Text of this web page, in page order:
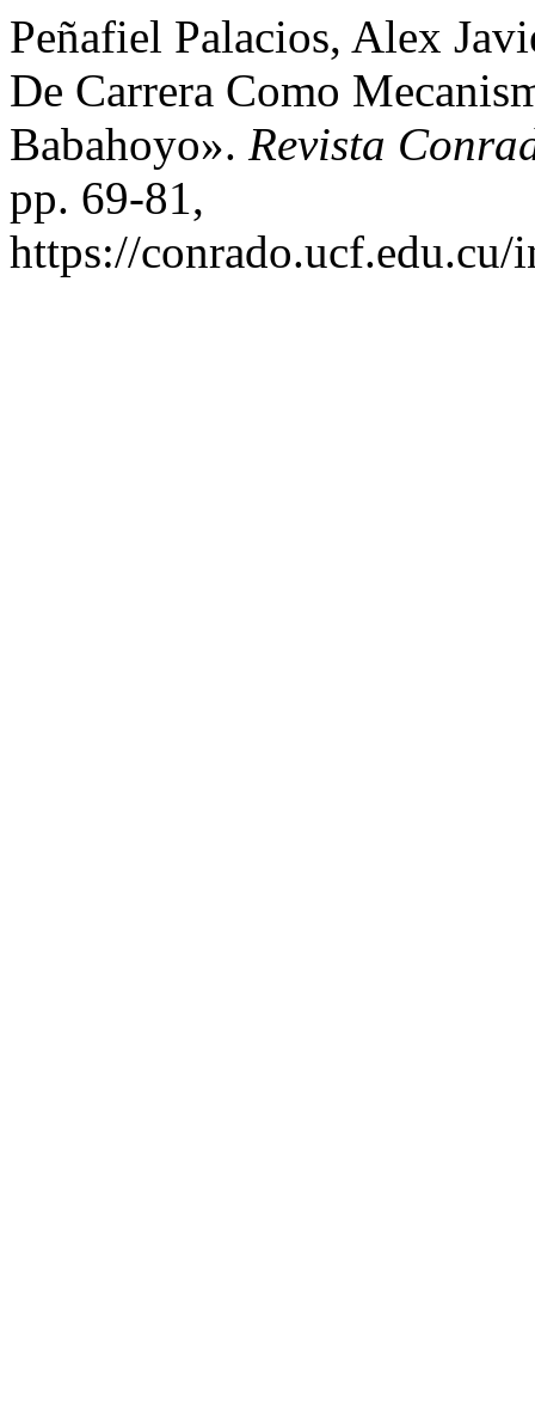
Peñafiel Palacios, Alex
De Carrera Como
Babahoyo». Revista
pp. 69-81,
https://